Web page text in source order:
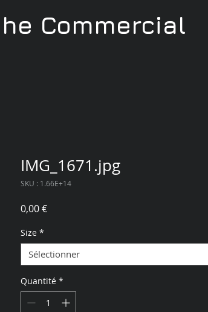
IMG_1671.jpg
SKU : 1.66E+14
0,00 €Prix
Size *
Sélectionner
Quantité *
Commercial